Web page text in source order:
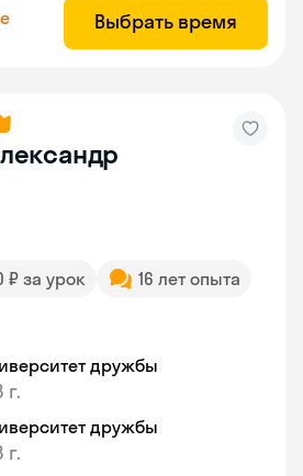
Выбрать время
₽ за урок
16 лет опыта
дружбы
г.
дружбы
г.